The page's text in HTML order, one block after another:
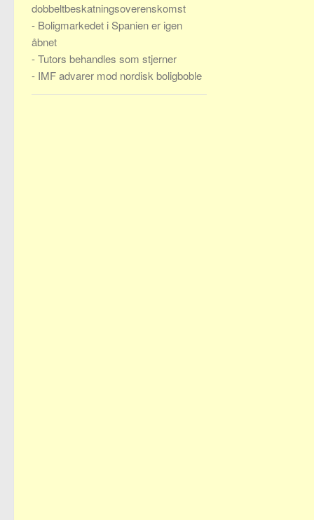
dobbeltbeskatningsoverenskomst
- Boligmarkedet i Spanien er igen
åbnet
-Tutors behandles som stjerner
- IMF advarer mod nordisk boligboble